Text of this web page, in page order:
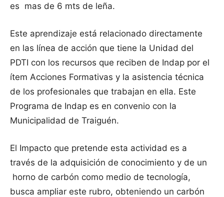
es mas de 6 mts de leña.
Este aprendizaje está relacionado directamente
en las línea de acción que tiene la Unidad del
PDTI con los recursos que reciben de Indap por el
ítem Acciones Formativas y la asistencia técnica
de los profesionales que trabajan en ella. Este
Programa de Indap es en convenio con la
Municipalidad de Traiguén.
El Impacto que pretende esta actividad es a
través de la adquisición de conocimiento y de un
horno de carbón como medio de tecnología,
busca ampliar este rubro, obteniendo un carbón